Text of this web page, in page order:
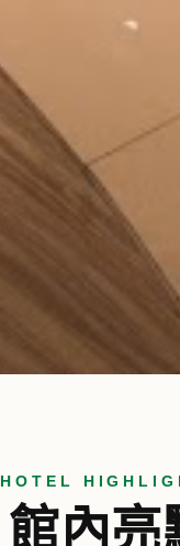
HOTEL
館內亮